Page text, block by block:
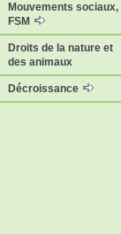
Mouvements sociaux,
FSM
Droits de la nature et
des animaux
Décroissance